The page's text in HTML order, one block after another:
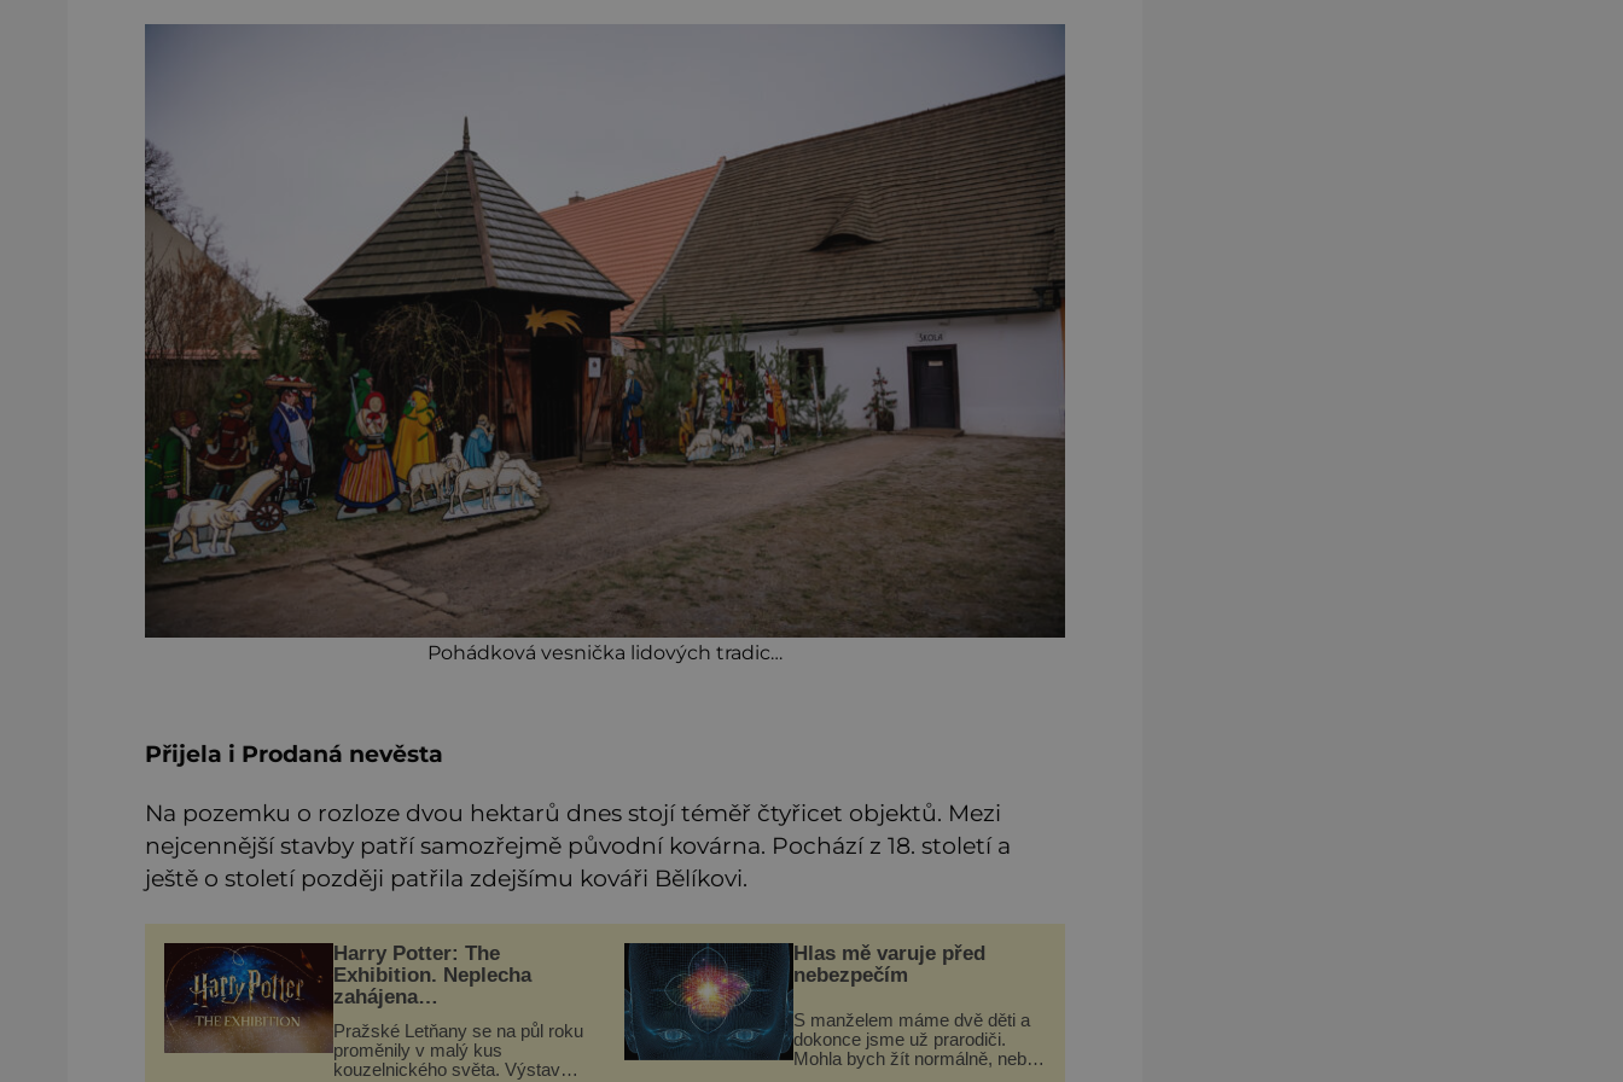
Pohádková vesnička lidových tradic…
Přijela i Prodaná nevěsta
Na pozemku o rozloze dvou hektarů dnes stojí téměř čtyřicet objektů. Mezi
nejcennější stavby patří samozřejmě původní kovárna. Pochází z 18. století a
ještě o století později patřila zdejšímu kováři Bělíkovi.
Harry Potter: The
Exhibition. Neplecha
zahájena…
Pražské Letňany se na půl roku
proměnily v malý kus
kouzelnického světa. Výstava
Hlas mě varuje před
nebezpečím
S manželem máme dvě děti a
dokonce jsme už prarodiči.
Mohla bych žít normálně, nebýt